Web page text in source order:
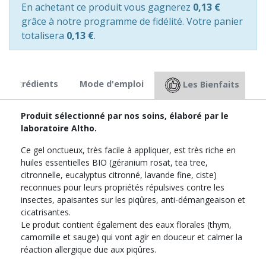
En achetant ce produit vous gagnerez 0,13 €
grâce à notre programme de fidélité. Votre panier
totalisera 0,13 €.
Ingrédients Mode d'emploi Les Bienfaits
Produit sélectionné par nos soins, élaboré par le
laboratoire Altho.
Ce gel onctueux, très facile à appliquer, est très riche en
huiles essentielles BIO (géranium rosat, tea tree,
citronnelle, eucalyptus citronné, lavande fine, ciste)
reconnues pour leurs propriétés répulsives contre les
insectes, apaisantes sur les piqûres, anti-démangeaison et
cicatrisantes.
Le produit contient également des eaux florales (thym,
camomille et sauge) qui vont agir en douceur et calmer la
réaction allergique due aux piqûres.